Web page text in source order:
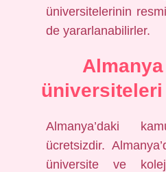
üniversitelerinin
de yararlanabilirler.
Almanya’daki
ücretsizdir.
üniversite ve kolej